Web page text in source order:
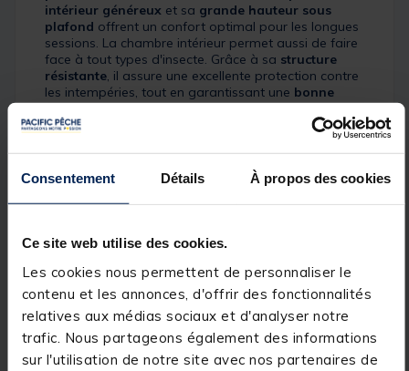
Consentement Détails À propos des cookies
Ce site web utilise des cookies.
Les cookies nous permettent de personnaliser le
contenu et les annonces, d'offrir des fonctionnalités
relatives aux médias sociaux et d'analyser notre
trafic. Nous partageons également des informations
sur l'utilisation de notre site avec nos partenaires de
intérieur généreux et sa grande hauteur sous
plafond offrent un confort optimal pour les longues
sessions. La chambre intérieur permet aussi de faire
face à tout types d'insecte. Grâce à sa structure
résistante, il assure une excellente protection contre
les intempéries, tout en garantissant une bonne
ventilationgrâce à ses nombreuses ouvertures. Son
montage rapide
éléments modulablesen
conditions.